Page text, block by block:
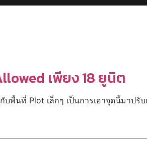
เพียง 18 ยูนิต
นที่ Plot เล็กๆ เป็นการเอาจุดนี้มาป